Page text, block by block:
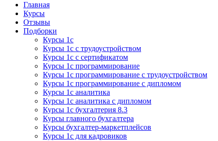
Главная
Курсы
Отзывы
Подборки
Курсы 1с
Курсы 1с с трудоустройством
Курсы 1с с сертификатом
Курсы 1с программирование
Курсы 1с программирование с трудоустройством
Курсы 1с программирование с дипломом
Курсы 1с аналитика
Курсы 1с аналитика с дипломом
Курсы 1с бухгалтерия 8.3
Курсы главного бухгалтера
Курсы бухгалтер-маркетплейсов
Курсы 1с для кадровиков